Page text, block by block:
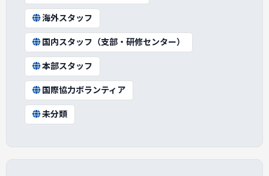
海外スタッフ
国内スタッフ（支部・研修センター）
本部スタッフ
国際協力ボランティア
未分類